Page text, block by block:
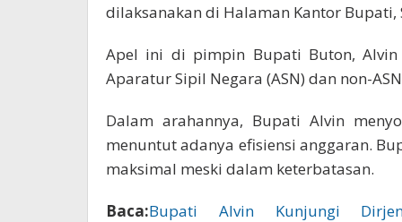
dilaksanakan di Halaman Kantor Bupati,
Apel ini di pimpin Bupati Buton,
Aparatur Sipil Negara (ASN) dan non-
Dalam arahannya, Bupati Alvin
menuntut adanya efisiensi anggaran.
maksimal meski dalam keterbatasan.
Baca:Bupati Alvin Kunjungi